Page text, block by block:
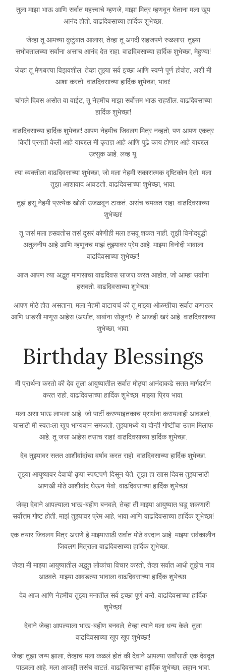
तुला माझा भाऊ आणि सर्वात महत्त्वाचे म्हणजे, माझा मित्र म्हणवून घेताना मला खूप
आनंद होतो. वाढदिवसाच्या हार्दिक शुभेच्छा.
जेव्हा तू आमच्या कुटुंबात आलास, तेव्हा तू अगदी सहजपणे रुळलास. तुझ्या
सभोवतालच्या सर्वांना असाच आनंद देत राहा. वाढदिवसाच्या हार्दिक शुभेच्छा, मेहुण्या!
जेव्हा तू मेणबत्त्या विझवशील, तेव्हा तुझ्या सर्व इच्छा आणि स्वप्ने पूर्ण होवोत, अशी मी
आशा करतो. वाढदिवसाच्या हार्दिक शुभेच्छा, भावा!
चांगले दिवस असोत वा वाईट, तू नेहमीच माझा सर्वोत्तम भाऊ राहशील. वाढदिवसाच्या
हार्दिक शुभेच्छा!
वाढदिवसाच्या हार्दिक शुभेच्छा! आपण नेहमीच जिवलग मित्र नव्हतो, पण आपण एकत्र
किती प्रगती केली आहे याबद्दल मी कृतज्ञ आहे आणि पुढे काय होणार आहे याबद्दल
उत्सुक आहे. लव्ह यू!
त्या व्यक्तीला वाढदिवसाच्या शुभेच्छा, जो मला नेहमी सकारात्मक दृष्टिकोन देतो. मला
तुझा आशावाद आवडतो. वाढदिवसाच्या शुभेच्छा, भावा.
तुझं हसू नेहमी प्रत्येक खोली उजळवून टाकतं. असंच चमकत राहा. वाढदिवसाच्या
शुभेच्छा!
तू जसं मला हसवतोस तसं दुसरं कोणीही मला हसवू शकत नाही. तुझी विनोदबुद्धी
अतुलनीय आहे आणि म्हणूनच माझं तुझ्यावर प्रेम आहे. माझ्या विनोदी भावाला
वाढदिवसाच्या शुभेच्छा!
आज आपण त्या अद्भुत माणसाचा वाढदिवस साजरा करत आहोत, जो आम्हा सर्वांना
हसवतो. वाढदिवसाच्या शुभेच्छा!
आपण मोठे होत असताना, मला नेहमी वाटायचं की तू माझ्या ओळखीचा सर्वात कणखर
आणि धाडसी माणूस आहेस (अर्थात, बाबांना सोडून!). ते आजही खरं आहे. वाढदिवसाच्या
शुभेच्छा, भावा.
Birthday Blessings
मी प्रार्थना करतो की देव तुला आयुष्यातील सर्वात मोठ्या आनंदाकडे सतत मार्गदर्शन
करत राहो. वाढदिवसाच्या हार्दिक शुभेच्छा, माझ्या प्रिय भावा.
मला असा भाऊ लाभला आहे, जो पार्टी करण्याइतकाच प्रार्थना करायलाही आवडतो,
यासाठी मी स्वतःला खूप भाग्यवान समजतो. तुझ्यामध्ये या दोन्ही गोष्टींचा उत्तम मिलाफ
आहे. तू जसा आहेस तसाच राहा! वाढदिवसाच्या हार्दिक शुभेच्छा.
देव तुझ्यावर सतत आशीर्वादांचा वर्षाव करत राहो. वाढदिवसाच्या हार्दिक शुभेच्छा.
तुझ्या आयुष्यावर देवाची कृपा स्पष्टपणे दिसून येते. तुझा हा खास दिवस तुझ्यासाठी
आणखी मोठे आशीर्वाद घेऊन येवो. वाढदिवसाच्या हार्दिक शुभेच्छा!
जेव्हा देवाने आपल्याला भाऊ-बहीण बनवले, तेव्हा ती माझ्या आयुष्यात घडू शकणारी
सर्वोत्तम गोष्ट होती. माझं तुझ्यावर प्रेम आहे, भावा आणि वाढदिवसाच्या हार्दिक शुभेच्छा!
एक तयार जिवलग मित्र असणे हे माझ्यासाठी सर्वात मोठे वरदान आहे. माझ्या सर्वकालीन
जिवलग मित्राला वाढदिवसाच्या हार्दिक शुभेच्छा.
जेव्हा मी माझ्या आयुष्यातील अद्भुत लोकांचा विचार करतो, तेव्हा सर्वात आधी तुझेच नाव
आठवते. माझ्या आवडत्या भावाला वाढदिवसाच्या हार्दिक शुभेच्छा.
देव आज आणि नेहमीच तुझ्या मनातील सर्व इच्छा पूर्ण करो. वाढदिवसाच्या हार्दिक
शुभेच्छा!
देवाने जेव्हा आपल्याला भाऊ-बहीण बनवले, तेव्हा त्याने मला धन्य केले. तुला
वाढदिवसाच्या खूप खूप शुभेच्छा!
जेव्हा तुझा जन्म झाला, तेव्हाच मला कळलं होतं की देवाने आपल्या सर्वांसाठी एक देवदूत
पाठवला आहे. मला आजही तसंच वाटतं. वाढदिवसाच्या हार्दिक शुभेच्छा, लहान भावा.